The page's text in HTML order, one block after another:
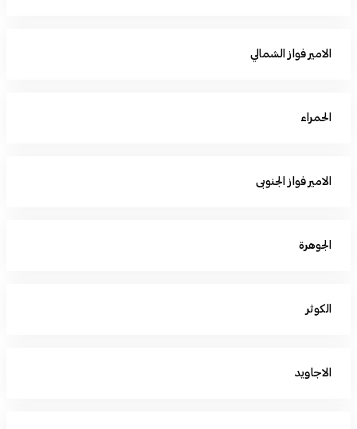
الامير فواز الشمالي
الحمراء
الامير فواز الجنوبى
الجوهرة
الكوثر
الاجاويد